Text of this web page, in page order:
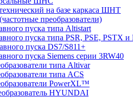
на базе каркаса ШНТ
преобразователи)
пуска типа Altistart
пуска типа PSR, PSE, PSTX и
пуска DS7/S811+
пуска Siemens серии 3RW40
типа Altivar
типа ACS
PowerXL™
HYUNDAI